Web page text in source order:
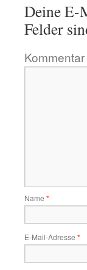
Deine E-
Felder
Kommentar
Name *
E-Mail-Adresse *